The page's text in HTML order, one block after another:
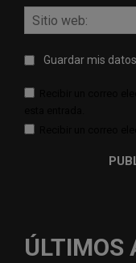
Guardar mis
ÚLTIMOS